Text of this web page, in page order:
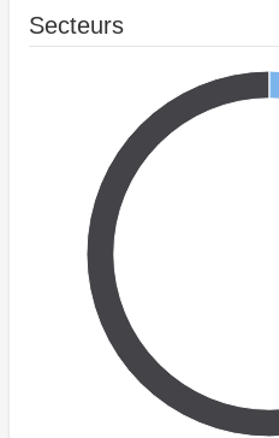
Secteurs